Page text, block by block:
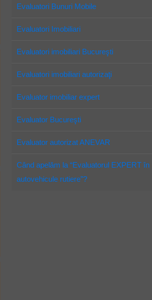
Evaluatori Bunuri Mobile
Evaluatori Imobiliari
Evaluatori imobiliari Bucureşti
Evaluatori imobiliari autorizaţi
Evaluator imobiliar expert
Evaluator Bucureşti
Evaluator autorizat ANEVAR
Când apelăm la “Evaluatorul EXPERT în
autovehicule rutiere”?